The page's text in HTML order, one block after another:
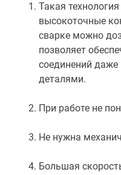
Такая
высокоточные
сварке можно
позволяет
соединений
деталями.
При работе не
Не нужна
Большая